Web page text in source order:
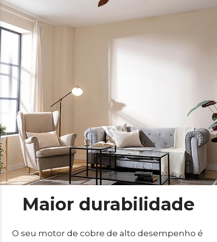
Maior durabilidade
O seu motor de cobre de alto desempenho é